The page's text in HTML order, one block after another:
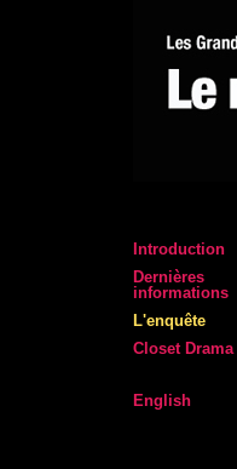
Introduction
Dernières
informations
L'enquête
Closet Drama
English